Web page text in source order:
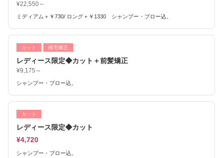
¥22,550～
ミディアム＋￥730/ ロング＋￥1330 シャンプー・ブロー込。
カット 縮毛矯正
レディース限定◆カット＋前髪矯正
¥9,175～
シャンプー・ブロー込。
カット
レディース限定◆カット
¥4,720
シャンプー・ブロー込。